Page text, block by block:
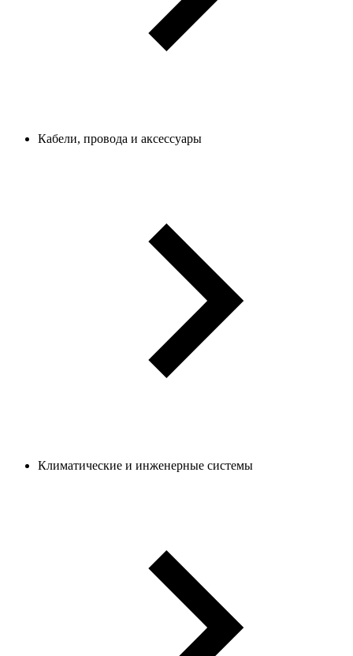
Кабели, провода и аксессуары
Климатические и инженерные системы